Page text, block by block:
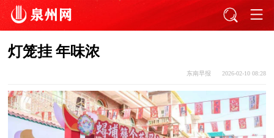
灯笼挂 年味浓
东南早报 2026-02-10 08:28